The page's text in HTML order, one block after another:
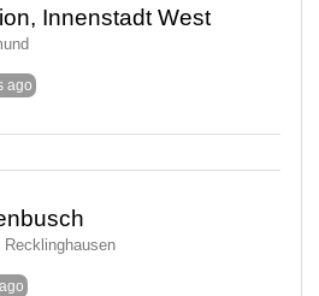
Innenstadt West
ago
Recklinghausen